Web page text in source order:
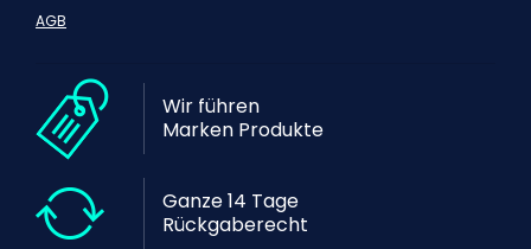
AGB
Wir führen
Marken Produkte
Ganze 14 Tage
Rückgaberecht